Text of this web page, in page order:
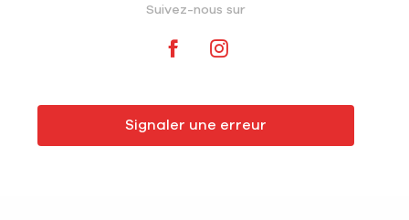
Suivez-nous sur
Signaler une erreur